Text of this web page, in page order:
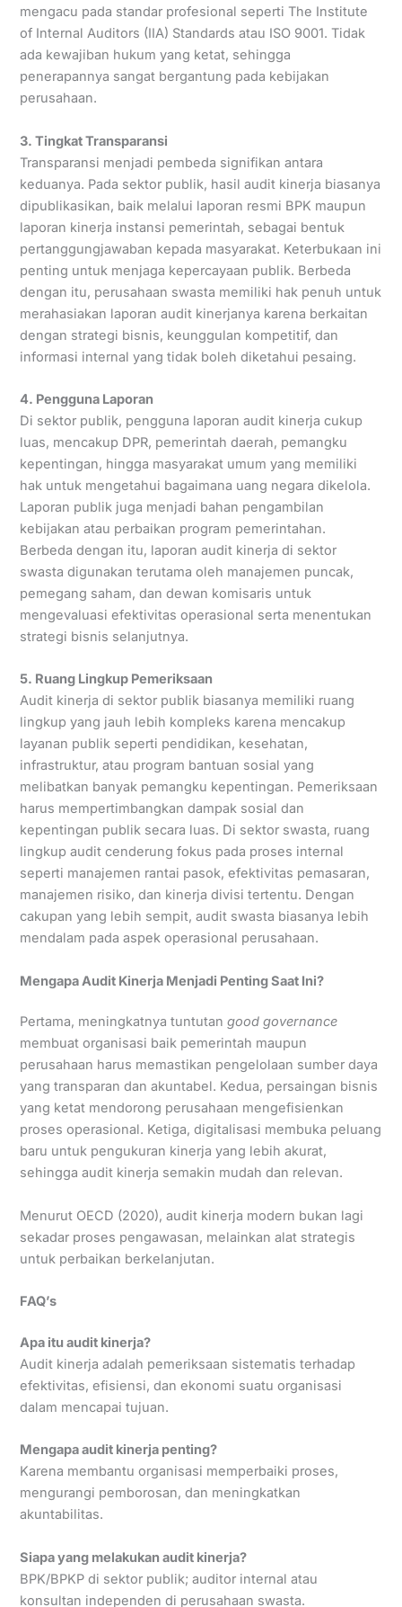
mengacu pada standar profesional seperti The Institute
of Internal Auditors (IIA) Standards atau ISO 9001. Tidak
ada kewajiban hukum yang ketat, sehingga
penerapannya sangat bergantung pada kebijakan
perusahaan.
3. Tingkat Transparansi
Transparansi menjadi pembeda signifikan antara
keduanya. Pada sektor publik, hasil audit kinerja biasanya
dipublikasikan, baik melalui laporan resmi BPK maupun
laporan kinerja instansi pemerintah, sebagai bentuk
pertanggungjawaban kepada masyarakat. Keterbukaan ini
penting untuk menjaga kepercayaan publik. Berbeda
dengan itu, perusahaan swasta memiliki hak penuh untuk
merahasiakan laporan audit kinerjanya karena berkaitan
dengan strategi bisnis, keunggulan kompetitif, dan
informasi internal yang tidak boleh diketahui pesaing.
4. Pengguna Laporan
Di sektor publik, pengguna laporan audit kinerja cukup
luas, mencakup DPR, pemerintah daerah, pemangku
kepentingan, hingga masyarakat umum yang memiliki
hak untuk mengetahui bagaimana uang negara dikelola.
Laporan publik juga menjadi bahan pengambilan
kebijakan atau perbaikan program pemerintahan.
Berbeda dengan itu, laporan audit kinerja di sektor
swasta digunakan terutama oleh manajemen puncak,
pemegang saham, dan dewan komisaris untuk
mengevaluasi efektivitas operasional serta menentukan
strategi bisnis selanjutnya.
5. Ruang Lingkup Pemeriksaan
Audit kinerja di sektor publik biasanya memiliki ruang
lingkup yang jauh lebih kompleks karena mencakup
layanan publik seperti pendidikan, kesehatan,
infrastruktur, atau program bantuan sosial yang
melibatkan banyak pemangku kepentingan. Pemeriksaan
harus mempertimbangkan dampak sosial dan
kepentingan publik secara luas. Di sektor swasta, ruang
lingkup audit cenderung fokus pada proses internal
seperti manajemen rantai pasok, efektivitas pemasaran,
manajemen risiko, dan kinerja divisi tertentu. Dengan
cakupan yang lebih sempit, audit swasta biasanya lebih
mendalam pada aspek operasional perusahaan.
Mengapa Audit Kinerja Menjadi Penting Saat Ini?
Pertama, meningkatnya tuntutangood governance
membuat organisasi baik pemerintah maupun
perusahaan harus memastikan pengelolaan sumber daya
yang transparan dan akuntabel. Kedua, persaingan bisnis
yang ketat mendorong perusahaan mengefisienkan
proses operasional. Ketiga, digitalisasi membuka peluang
baru untuk pengukuran kinerja yang lebih akurat,
sehingga audit kinerja semakin mudah dan relevan.
Menurut OECD (2020), audit kinerja modern bukan lagi
sekadar proses pengawasan, melainkan alat strategis
untuk perbaikan berkelanjutan.
FAQ’s
Apa itu audit kinerja?
Audit kinerja adalah pemeriksaan sistematis terhadap
efektivitas, efisiensi, dan ekonomi suatu organisasi
dalam mencapai tujuan.
Mengapa audit kinerja penting?
Karena membantu organisasi memperbaiki proses,
mengurangi pemborosan, dan meningkatkan
akuntabilitas.
Siapa yang melakukan audit kinerja?
BPK/BPKP di sektor publik; auditor internal atau
konsultan independen di perusahaan swasta.